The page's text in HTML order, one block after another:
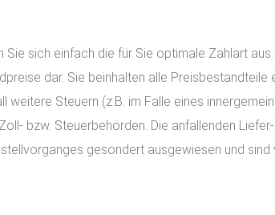
sich einfach die für Sie optimale Zahlart
dar. Sie beinhalten alle
weitere Steuern (z.B. im Falle eines
bzw. Steuerbehörden. Die anfallenden
gesondert ausgewiesen und